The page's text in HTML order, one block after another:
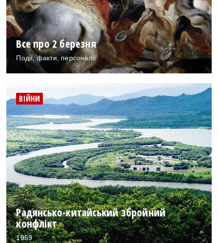
Все про 2 березня
Події, факти, персоналії
ВІЙНИ
Радянсько-китайський збройний
конфлікт
1969